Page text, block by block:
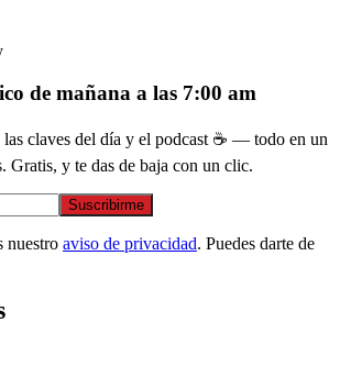
de mañana a las 7:00 am
claves del día y el podcast ☕ — todo en un
Gratis, y te das de baja con un clic.
Suscribirme
nuestro aviso de privacidad. Puedes darte de